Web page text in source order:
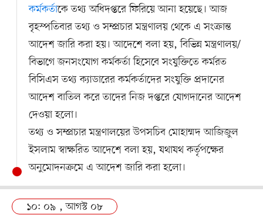
কর্মকর্তাকে তথ্য অধিদপ্তরে ফিরিয়ে আনা হয়েছে। আজ
বৃহস্পতিবার তথ্য ও সম্প্রচার মন্ত্রণালয় থেকে এ সংক্রান্ত
আদেশ জারি করা হয়। আদেশে বলা হয়, বিভিন্ন মন্ত্রণালয়/
বিভাগে জনসংযোগ কর্মকর্তা হিসেবে সংযুক্তিতে কর্মরত
বিসিএস তথ্য ক্যাডারের কর্মকর্তাদের সংযুক্তি প্রদানের
আদেশ বাতিল করে তাদের নিজ দপ্তরে যোগদানের আদেশ
দেওয়া হলো।
তথ্য ও সম্প্রচার মন্ত্রণালয়ের উপসচিব মোহাম্মদ আজিজুল
ইসলাম স্বাক্ষরিত আদেশে বলা হয়, যথাযথ কর্তৃপক্ষের
অনুমোদনক্রমে এ আদেশ জারি করা হলো।
১০: ০৯ , আগস্ট ০৮